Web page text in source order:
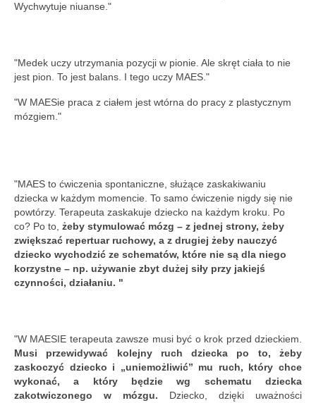
Wychwytuje niuanse."
"Medek uczy utrzymania pozycji w pionie. Ale skręt ciała to nie
jest pion. To jest balans. I tego uczy MAES."
"W MAESie praca z ciałem jest wtórna do pracy z plastycznym
mózgiem."
"MAES to ćwiczenia spontaniczne, służące zaskakiwaniu
dziecka w każdym momencie. To samo ćwiczenie nigdy się nie
powtórzy. Terapeuta zaskakuje dziecko na każdym kroku. Po
co? Po to, żeby stymulować mózg – z jednej strony, żeby
zwiększać repertuar ruchowy, a z drugiej żeby nauczyć
dziecko wychodzić ze schematów, które nie są dla niego
korzystne – np. używanie zbyt dużej siły przy jakiejś
czynności, działaniu. "
"W MAESIE terapeuta zawsze musi być o krok przed dzieckiem.
Musi przewidywać kolejny ruch dziecka po to, żeby
zaskoczyć dziecko i „uniemożliwić” mu ruch, który chce
wykonać, a który będzie wg schematu dziecka
zakotwiczonego w mózgu. Dziecko, dzięki uważności